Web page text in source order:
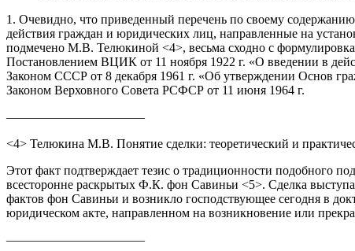
1. Очевидно, что приведенный перечень по своему
действия граждан и юридических лиц, направленные на
подмечено М.В. Телюкиной <4>, весьма сходно с
Постановлением ВЦИК от 11 ноября 1922 г. «О введении в
Законом СССР от 8 декабря 1961 г. «Об утверждении Основ
Законом Верховного Совета РСФСР от 11 июня 1964 г.
———————————
<4> Телюкина М.В. Понятие сделки: теоретический и
Этот факт подтверждает тезис о традиционности подобного
всесторонне раскрытых Ф.К. фон Савиньи <5>. Сделка
фактов фон Савиньи и возникло господствующее сегодня в
юридическом акте, направленном на возникновение или
———————————